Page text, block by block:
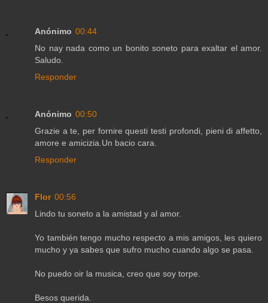
Anónimo 00:44
No nay nada como un bonito soneto para exaltar el amor.
Saludo.
Responder
Anónimo 00:50
Grazie a te, per fornire questi testi profondi, pieni di affetto,
amore e amicizia.Un bacio cara.
Responder
Flor 00:56
Lindo tu soneto a la amistad y al amor.
Yo también tengo mucho respecto a mis amigos, les quiero
mucho y ya sabes que sufro mucho cuando algo se pasa.
No puedo oir la musica, creo que soy torpe.
Besos querida.